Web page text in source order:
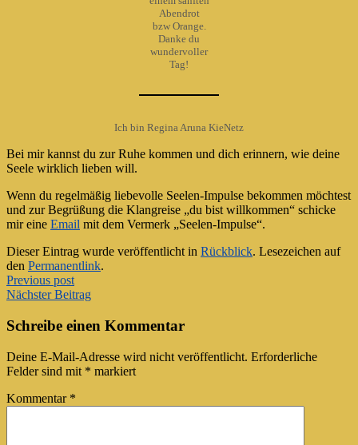
Abendrot
bzw Orange.
Danke du
wundervoller
Tag!
Ich bin Regina Aruna KieNetz
Bei mir kannst du zur Ruhe kommen und dich erinnern, wie deine
Seele wirklich lieben will.
Wenn du regelmäßig liebevolle Seelen-Impulse bekommen möchtest
und zur Begrüßung die Klangreise „du bist willkommen“ schicke
mir eine Email mit dem Vermerk „Seelen-Impulse“.
Dieser Eintrag wurde veröffentlicht in Rückblick. Lesezeichen auf
den Permanentlink.
Artikel-
Navigation
Previous post
Nächster Beitrag
Schreibe einen Kommentar
Deine E-Mail-Adresse wird nicht veröffentlicht. Erforderliche
Felder sind mit * markiert
Kommentar *